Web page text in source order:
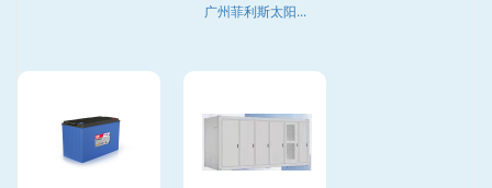
广州菲利斯太阳...